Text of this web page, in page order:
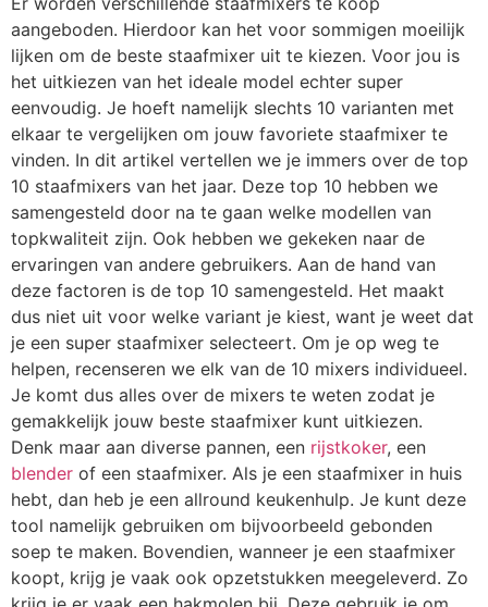
aangeboden. Hierdoor kan het voor sommigen moeilijk
lijken om de beste staafmixer uit te kiezen. Voor jou is
het uitkiezen van het ideale model echter super
eenvoudig. Je hoeft namelijk slechts 10 varianten met
elkaar te vergelijken om jouw favoriete staafmixer te
vinden. In dit artikel vertellen we je immers over de top
10 staafmixers van het jaar. Deze top 10 hebben we
samengesteld door na te gaan welke modellen van
topkwaliteit zijn. Ook hebben we gekeken naar de
ervaringen van andere gebruikers. Aan de hand van
deze factoren is de top 10 samengesteld. Het maakt
dus niet uit voor welke variant je kiest, want je weet dat
je een super staafmixer selecteert. Om je op weg te
helpen, recenseren we elk van de 10 mixers individueel.
Je komt dus alles over de mixers te weten zodat je
gemakkelijk jouw beste staafmixer kunt uitkiezen.
Denk maar aan diverse pannen, een rijstkoker, een
blender of een staafmixer. Als je een staafmixer in huis
hebt, dan heb je een allround keukenhulp. Je kunt deze
tool namelijk gebruiken om bijvoorbeeld gebonden
soep te maken. Bovendien, wanneer je een staafmixer
koopt, krijg je vaak ook opzetstukken meegeleverd. Zo